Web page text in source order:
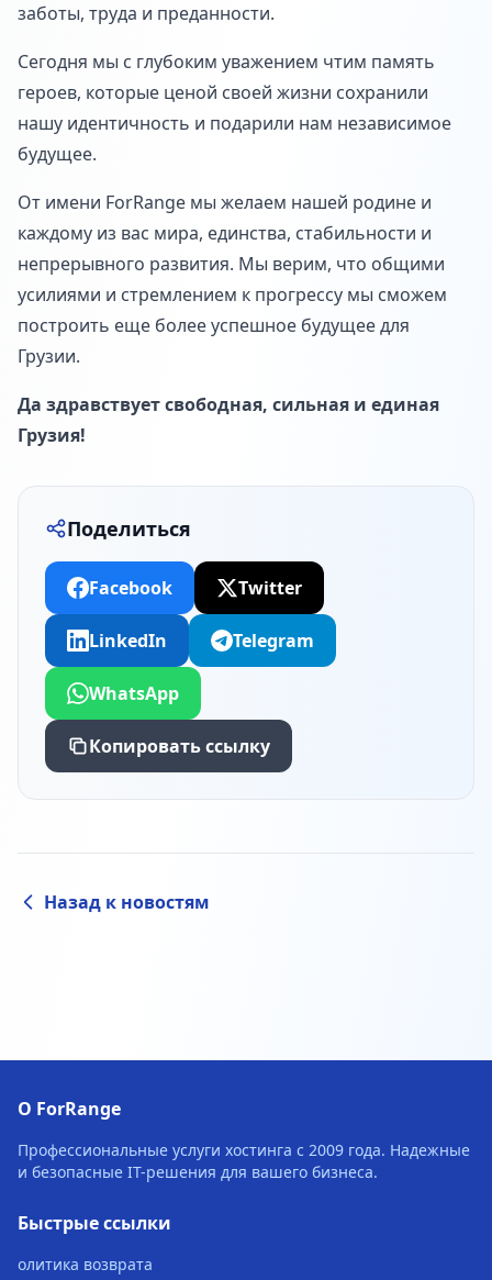
заботы, труда и преданности.
Сегодня мы с глубоким уважением чтим память
героев, которые ценой своей жизни сохранили
нашу идентичность и подарили нам независимое
будущее.
От имени ForRange мы желаем нашей родине и
каждому из вас мира, единства, стабильности и
непрерывного развития. Мы верим, что общими
усилиями и стремлением к прогрессу мы сможем
построить еще более успешное будущее для
Грузии.
Да здравствует свободная, сильная и единая
Грузия!
Поделиться
Facebook Twitter
LinkedIn Telegram
WhatsApp
Копировать ссылку
Назад к новостям
О ForRange
Профессиональные услуги хостинга с 2009 года. Надежные
и безопасные IT-решения для вашего бизнеса.
Быстрые ссылки
олитика возврата